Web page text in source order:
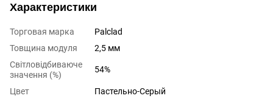
Характеристики
Торговая марка
Palclad
Товщина модуля
2,5 мм
Світловідбиваюче
значення (%)
54%
Цвет Пастельно-Серый